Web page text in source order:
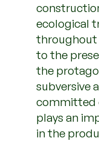
ecological
throughout
to the
the
subversive
committed
plays an
in the